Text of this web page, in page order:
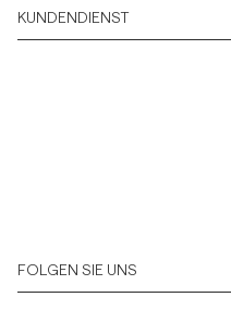
KUNDENDIENST
FOLGEN SIE UNS